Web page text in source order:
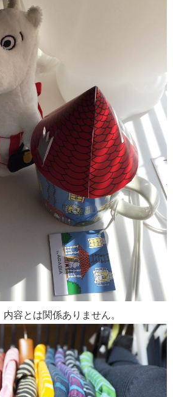
内容とは関係ありません。